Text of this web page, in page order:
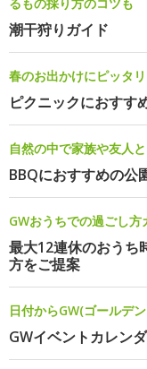
潮干狩りガイド
春のお出かけにピッタリ
ピクニックにおすす
自然の中で家族や友人
BBQにおすすめの公
GWおうちでの過ごし方
最大12連休のおうち
方をご提案
日付からGW(ゴールデ
GWイベントカレン